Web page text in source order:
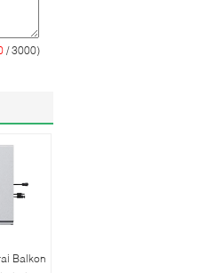
/ 3000)
Balkon